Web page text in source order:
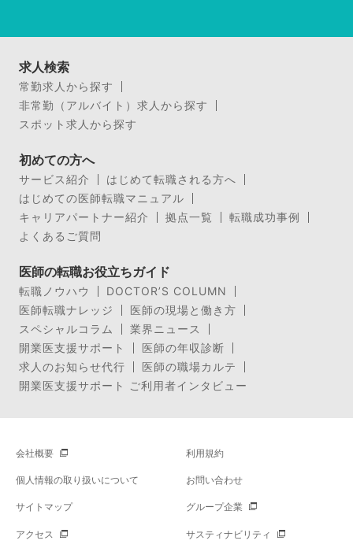
求人検索
常勤求人から探す
非常勤（アルバイト）求人から探す
スポット求人から探す
初めての方へ
サービス紹介
はじめて転職される方へ
はじめての医師転職マニュアル
キャリアパートナー紹介
拠点一覧
転職成功事例
よくあるご質問
医師の転職お役立ちガイド
転職ノウハウ
DOCTOR’S COLUMN
医師転職ナレッジ
医師の現場と働き方
スペシャルコラム
業界ニュース
開業医支援サポート
医師の年収診断
求人のお知らせ代行
医師の職場カルテ
開業医支援サポート ご利用者インタビュー
会社概要 利用規約
個人情報の取り扱いについて お問い合わせ
サイトマップ グループ企業
アクセス サスティナビリティ